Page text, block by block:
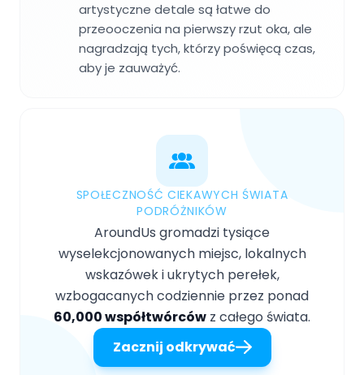
artystyczne detale są łatwe do
przeooczenia na pierwszy rzut oka, ale
nagradzają tych, którzy poświęcą czas,
aby je zauważyć.
SPOŁECZNOŚĆ CIEKAWYCH ŚWIATA
PODRÓŻNIKÓW
AroundUs gromadzi tysiące
wyselekcjonowanych miejsc, lokalnych
wskazówek i ukrytych perełek,
wzbogacanych codziennie przez ponad
60,000 współtwórców z całego świata.
Zacznij odkrywać